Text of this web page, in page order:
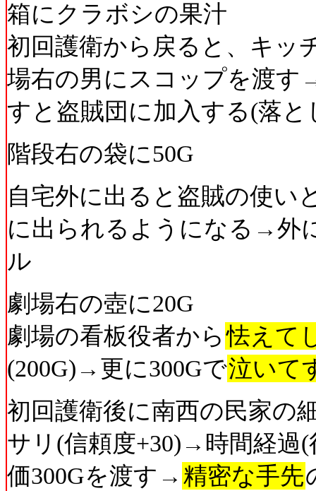
箱にクラボシの果汁
初回護衛から戻ると、キッ
場右の男にスコップを渡
すと盗賊団に加入する(落
階段右の袋に50G
自宅外に出ると盗賊の使
に出られるようになる→外
ル
劇場右の壺に20G
劇場の看板役者から 怯えて
(200G)→更に300Gで泣いて
初回護衛後に南西の民家の
サリ(信頼度+30)→時間経過
価300Gを渡す→ 精密な手先